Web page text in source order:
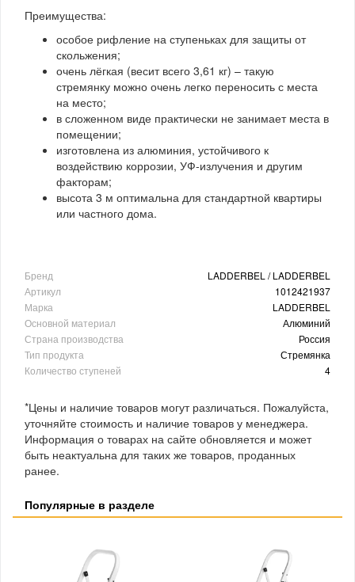
Преимущества:
особое рифление на ступеньках для защиты от
скольжения;
очень лёгкая (весит всего 3,61 кг) – такую
стремянку можно очень легко переносить с места
на место;
в сложенном виде практически не занимает места в
помещении;
изготовлена из алюминия, устойчивого к
воздействию коррозии, УФ-излучения и другим
факторам;
высота 3 м оптимальна для стандартной квартиры
или частного дома.
Бренд
LADDERBEL / LADDERBEL
Артикул
1012421937
Марка
LADDERBEL
Основной материал
Алюминий
Страна производства
Россия
Тип продукта
Стремянка
Количество ступеней
4
*Цены и наличие товаров могут различаться. Пожалуйста,
уточняйте стоимость и наличие товаров у менеджера.
Информация о товарах на сайте обновляется и может
быть неактуальна для таких же товаров, проданных
ранее.
Популярные в разделе